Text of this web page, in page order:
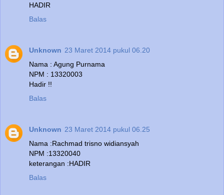
HADIR
Balas
Unknown 23 Maret 2014 pukul 06.20
Nama : Agung Purnama
NPM : 13320003
Hadir !!
Balas
Unknown 23 Maret 2014 pukul 06.25
Nama :Rachmad trisno widiansyah
NPM :13320040
keterangan :HADIR
Balas